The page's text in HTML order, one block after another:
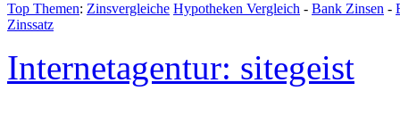
Top Themen: Zinsvergleiche Hypotheken Vergleich - Bank Zinsen -
Zinssatz
Internetagentur: sitegeist